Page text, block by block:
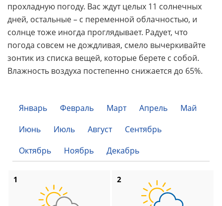
прохладную погоду. Вас ждут целых 11 солнечных
дней, остальные – с переменной облачностью, и
солнце тоже иногда проглядывает. Радует, что
погода совсем не дождливая, смело вычеркивайте
зонтик из списка вещей, которые берете с собой.
Влажность воздуха постепенно снижается до 65%.
Январь Февраль Март Апрель
Май
Июнь
Июль Август
Сентябрь
Октябрь
Ноябрь Декабрь
1 2